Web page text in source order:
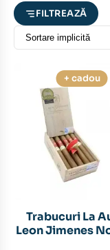
FILTREAZĂ
+ cadou
Trabucuri La
Leon Jimenes